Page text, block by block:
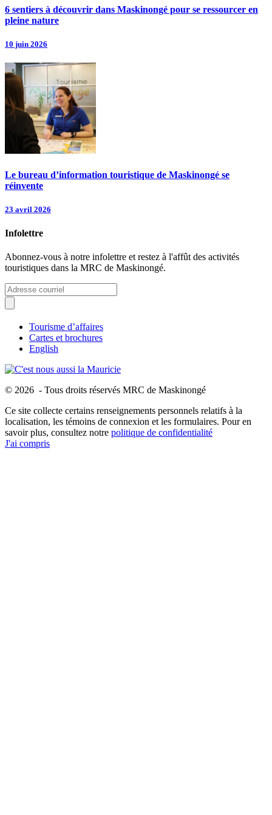
6 sentiers à découvrir dans Maskinongé pour se ressourcer en
pleine nature
10 juin 2026
Le bureau d’information touristique de Maskinongé se
réinvente
23 avril 2026
Infolettre
Abonnez-vous à notre infolettre et restez à l'affût des activités
touristiques dans la MRC de Maskinongé.
Tourisme d’affaires
Cartes et brochures
English
© 2026 - Tous droits réservés MRC de Maskinongé
Ce site collecte certains renseignements personnels relatifs à la
localisation, les témoins de connexion et les formulaires. Pour en
savoir plus, consultez notre politique de confidentialité
J'ai compris